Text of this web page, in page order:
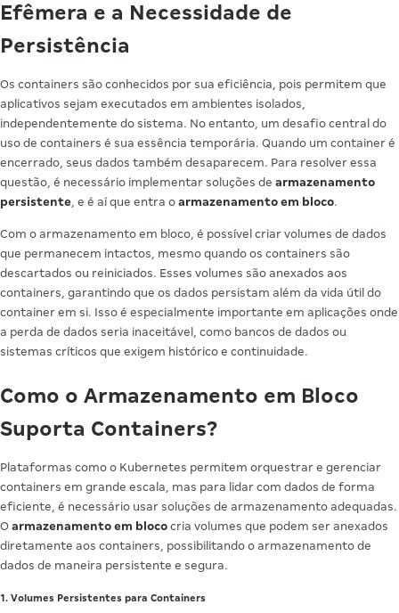
Efêmera e a Necessidade de
Persistência
Os containers são conhecidos por sua eficiência, pois permitem que
aplicativos sejam executados em ambientes isolados,
independentemente do sistema. No entanto, um desafio central do
uso de containers é sua essência temporária. Quando um container é
encerrado, seus dados também desaparecem. Para resolver essa
questão, é necessário implementar soluções de armazenamento
persistente , e é aí que entra o armazenamento em bloco.
Com o armazenamento em bloco, é possível criar volumes de dados
que permanecem intactos, mesmo quando os containers são
descartados ou reiniciados. Esses volumes são anexados aos
containers, garantindo que os dados persistam além da vida útil do
container em si. Isso é especialmente importante em aplicações onde
a perda de dados seria inaceitável, como bancos de dados ou
sistemas críticos que exigem histórico e continuidade.
Como o Armazenamento em Bloco
Suporta Containers?
Plataformas como o Kubernetes permitem orquestrar e gerenciar
containers em grande escala, mas para lidar com dados de forma
eficiente, é necessário usar soluções de armazenamento adequadas.
O armazenamento em bloco cria volumes que podem ser anexados
diretamente aos containers, possibilitando o armazenamento de
dados de maneira persistente e segura.
1. Volumes Persistentes para Containers